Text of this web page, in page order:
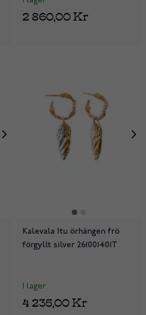
2 860,00 Kr
Kalevala Itu örhängen frö
förgyllt silver 261001401T
I lager
4 235,00 Kr